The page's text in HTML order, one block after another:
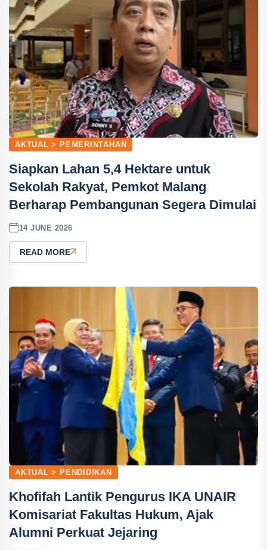
AKTUAL > PEMERINTAHAN
Siapkan Lahan 5,4 Hektare untuk
Sekolah Rakyat, Pemkot Malang
Berharap Pembangunan Segera Dimulai
14 JUNE 2026
READ MORE
AKTUAL > PENDIDIKAN
Khofifah Lantik Pengurus IKA UNAIR
Komisariat Fakultas Hukum, Ajak
Alumni Perkuat Jejaring